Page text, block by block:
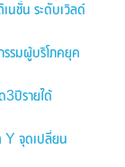
นชั่น ระดับเวิลด์
รมผู้บริโภคยุค
ปีรายได้
Y จุดเปลี่ยน